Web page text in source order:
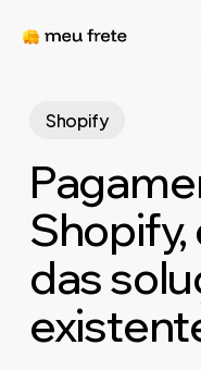
contentShopify
das